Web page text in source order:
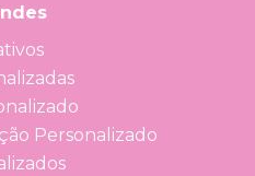
Personalizado